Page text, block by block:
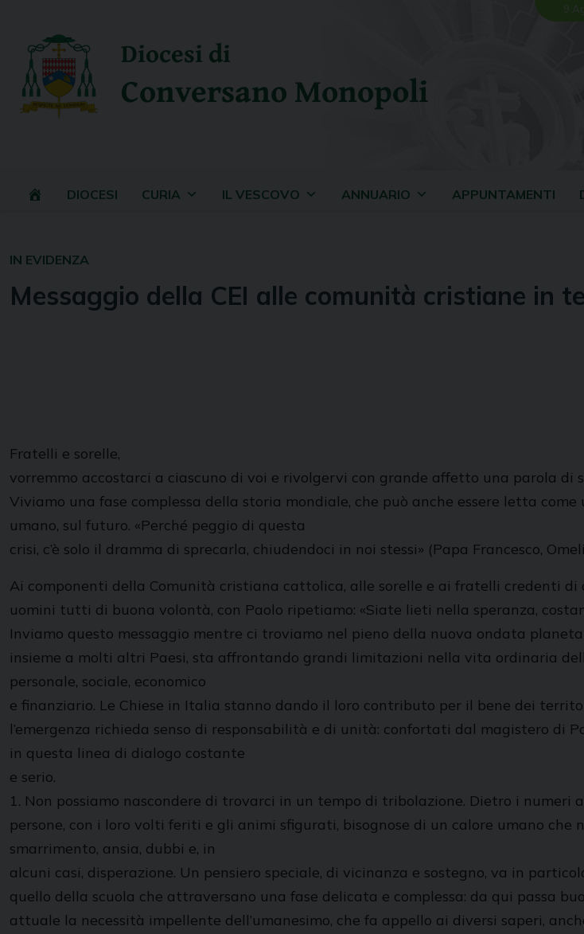
content
9
Diocesi di
Conversano Monopoli
DIOCESI CURIA IL VESCOVO ANNUARIO APPUNTAMENTI
IN EVIDENZA
Messaggio della CEI alle comunità cristiane in
Fratelli e sorelle,
vorremmo accostarci a ciascuno di voi e rivolgervi con grande affetto una parola
Viviamo una fase complessa della storia mondiale, che può anche essere letta
umano, sul futuro. «Perché peggio di questa
crisi, c’è solo il dramma di sprecarla, chiudendoci in noi stessi» (Papa Francesco,
Ai componenti della Comunità cristiana cattolica, alle sorelle e ai fratelli credenti
uomini tutti di buona volontà, con Paolo ripetiamo: «Siate lieti nella speranza,
Inviamo questo messaggio mentre ci troviamo nel pieno della nuova ondata
insieme a molti altri Paesi, sta affrontando grandi limitazioni nella vita ordinaria
personale, sociale, economico
e finanziario. Le Chiese in Italia stanno dando il loro contributo per il bene dei
l’emergenza richieda senso di responsabilità e di unità: confortati dal magistero di
in questa linea di dialogo costante
e serio.
1. Non possiamo nascondere di trovarci in un tempo di tribolazione. Dietro i
persone, con i loro volti feriti e gli animi sfigurati, bisognose di un calore umano che
smarrimento, ansia, dubbi e, in
alcuni casi, disperazione. Un pensiero speciale, di vicinanza e sostegno, va in
quello della scuola che attraversano una fase delicata e complessa: da qui passa
attuale la necessità impellente dell’umanesimo, che fa appello ai diversi saperi,